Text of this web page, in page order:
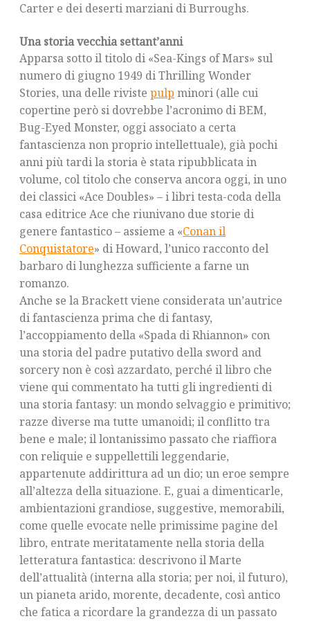
Carter e dei deserti marziani di Burroughs.
Una storia vecchia settant’anni
Apparsa sotto il titolo di «Sea-Kings of Mars» sul
numero di giugno 1949 di Thrilling Wonder
Stories, una delle riviste pulp minori (alle cui
copertine però si dovrebbe l’acronimo di BEM,
Bug-Eyed Monster, oggi associato a certa
fantascienza non proprio intellettuale), già pochi
anni più tardi la storia è stata ripubblicata in
volume, col titolo che conserva ancora oggi, in uno
dei classici «Ace Doubles» – i libri testa-coda della
casa editrice Ace che riunivano due storie di
genere fantastico – assieme a «Conan il
Conquistatore» di Howard, l’unico racconto del
barbaro di lunghezza sufficiente a farne un
romanzo.
Anche se la Brackett viene considerata un’autrice
di fantascienza prima che di fantasy,
l’accoppiamento della «Spada di Rhiannon» con
una storia del padre putativo della sword and
sorcery non è così azzardato, perché il libro che
viene qui commentato ha tutti gli ingredienti di
una storia fantasy: un mondo selvaggio e primitivo;
razze diverse ma tutte umanoidi; il conflitto tra
bene e male; il lontanissimo passato che riaffiora
con reliquie e suppellettili leggendarie,
appartenute addirittura ad un dio; un eroe sempre
all’altezza della situazione. E, guai a dimenticarle,
ambientazioni grandiose, suggestive, memorabili,
come quelle evocate nelle primissime pagine del
libro, entrate meritatamente nella storia della
letteratura fantastica: descrivono il Marte
dell’attualità (interna alla storia; per noi, il futuro),
un pianeta arido, morente, decadente, così antico
che fatica a ricordare la grandezza di un passato